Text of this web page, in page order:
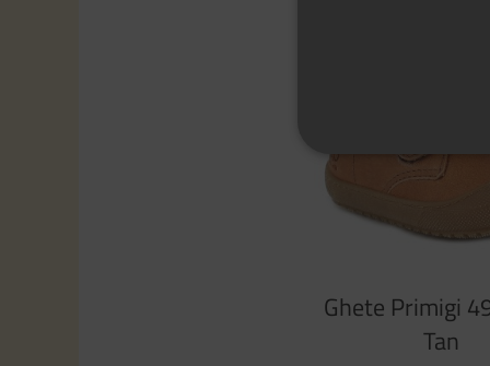
Ghete Primigi
Tan